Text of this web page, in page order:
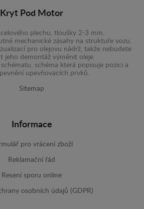
Kryt Pod Motor
plechu, tloušky 2-3 mm.
mechanické zásahy na struktuře vozu.
pro olejovu nádrž, takže nebudete
jeho demontáž výměnit oleje.
schéma která popisuje pozici a
upevňovacích prvků.
Sitemap
Informace
pro vrácení zboží
Reklamační řád
Resení sporu online
osobních údajů (GDPR)